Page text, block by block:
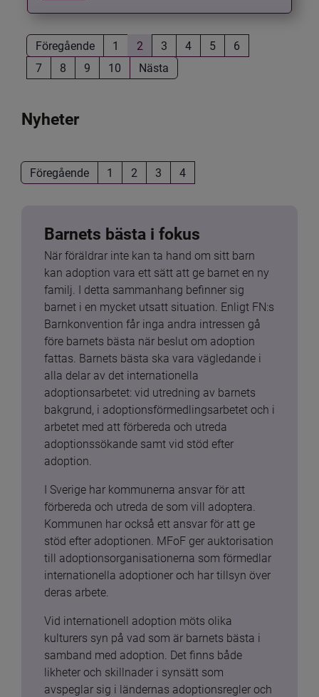
Föregående 1 2 3 4 5
6
7
8 9 10 Nästa
Nyheter
Föregående 1 2 3 4
Barnets bästa i fokus
När föräldrar inte kan ta hand om sitt barn
kan adoption vara ett sätt att ge barnet en ny
familj. I detta sammanhang befinner sig
barnet i en mycket utsatt situation. Enligt FN:s
Barnkonvention får inga andra intressen gå
före barnets bästa när beslut om adoption
fattas. Barnets bästa ska vara vägledande i
alla delar av det internationella
adoptionsarbetet: vid utredning av barnets
bakgrund, i adoptionsförmedlingsarbetet och i
arbetet med att förbereda och utreda
adoptionssökande samt vid stöd efter
adoption.
I Sverige har kommunerna ansvar för att
förbereda och utreda de som vill adoptera.
Kommunen har också ett ansvar för att ge
stöd efter adoptionen. MFoF ger auktorisation
till adoptionsorganisationerna som förmedlar
internationella adoptioner och har tillsyn över
deras arbete.
Vid internationell adoption möts olika
kulturers syn på vad som är barnets bästa i
samband med adoption. Det finns både
likheter och skillnader i synsätt som
avspeglar sig i ländernas adoptionsregler och